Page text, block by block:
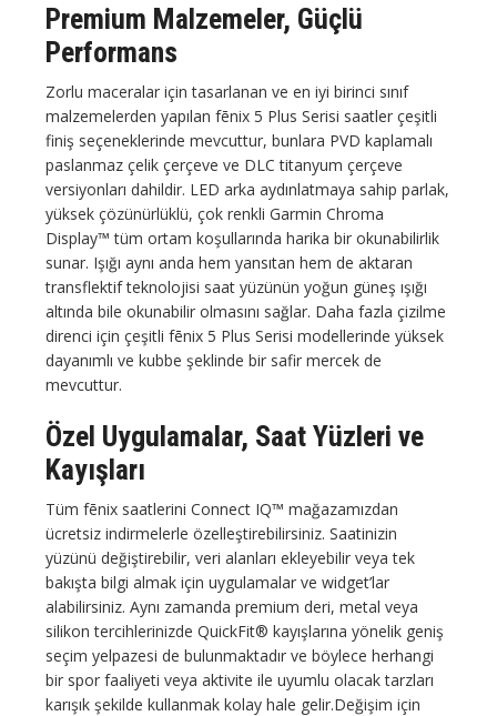
Premium Malzemeler, Güçlü
Performans
Zorlu maceralar için tasarlanan ve en iyi birinci sınıf
malzemelerden yapılan fēnix 5 Plus Serisi saatler çeşitli
finiş seçeneklerinde mevcuttur, bunlara PVD kaplamalı
paslanmaz çelik çerçeve ve DLC titanyum çerçeve
versiyonları dahildir. LED arka aydınlatmaya sahip parlak,
yüksek çözünürlüklü, çok renkli Garmin Chroma
Display™ tüm ortam koşullarında harika bir okunabilirlik
sunar. Işığı aynı anda hem yansıtan hem de aktaran
transflektif teknolojisi saat yüzünün yoğun güneş ışığı
altında bile okunabilir olmasını sağlar. Daha fazla çizilme
direnci için çeşitli fēnix 5 Plus Serisi modellerinde yüksek
dayanımlı ve kubbe şeklinde bir safir mercek de
mevcuttur.
Özel Uygulamalar, Saat Yüzleri ve
Kayışları
Tüm fēnix saatlerini Connect IQ™ mağazamızdan
ücretsiz indirmelerle özelleştirebilirsiniz. Saatinizin
yüzünü değiştirebilir, veri alanları ekleyebilir veya tek
bakışta bilgi almak için uygulamalar ve widget’lar
alabilirsiniz. Aynı zamanda premium deri, metal veya
silikon tercihlerinizde QuickFit® kayışlarına yönelik geniş
seçim yelpazesi de bulunmaktadır ve böylece herhangi
bir spor faaliyeti veya aktivite ile uyumlu olacak tarzları
karışık şekilde kullanmak kolay hale gelir.Değişim için